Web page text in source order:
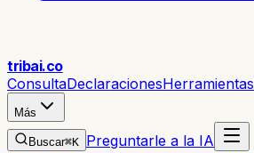
tribai.co
ConsultaDeclaracionesHerramientas
Más
Buscar⌘K Preguntarle a la IA